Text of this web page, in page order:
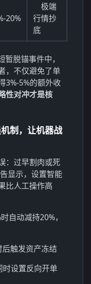
20%
极端
行情抄
底
脱锚事件中，
，不仅避免了单
3%-5%的额外收
性对冲才是核
制，让机器战
：过早割肉或死
显示，设置智能
比人工操作高
自动减持20%，
触发资产冻结
时设置反向开单